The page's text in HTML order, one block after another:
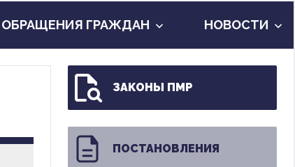
ОБРАЩЕНИЯ ГРАЖДАН НОВОСТИ
ЗАКОНЫ ПМР
ПОСТАНОВЛЕНИЯ